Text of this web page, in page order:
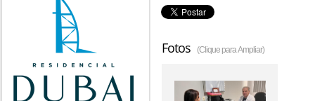
Fotos (Clique para Ampliar)